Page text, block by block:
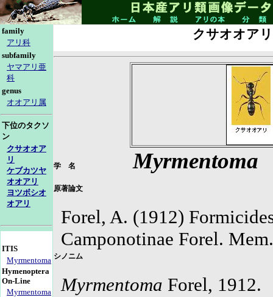
family
アリ科
subfamily
ヤマアリ亜
科
genus
オオアリ属
下位のタクソ
ン
クサオオア
リ
ケブカツヤ
オオアリ
ヨツボシオ
オアリ
ITIS
Myrmentoma
Hymenoptera
On-Line
Myrmentoma
クサオオア
学 名 Myrmentoma
原著論文
Forel, A. (1912)
Camponotinae Forel.
シノニム
Myrmentoma Forel, 1912.